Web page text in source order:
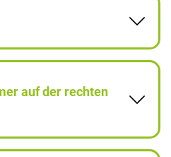
auf der rechten